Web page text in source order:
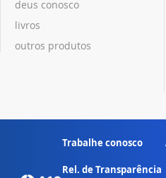
deus conosco
livros
outros produtos
Trabalhe conosco
Rel. de Transparência